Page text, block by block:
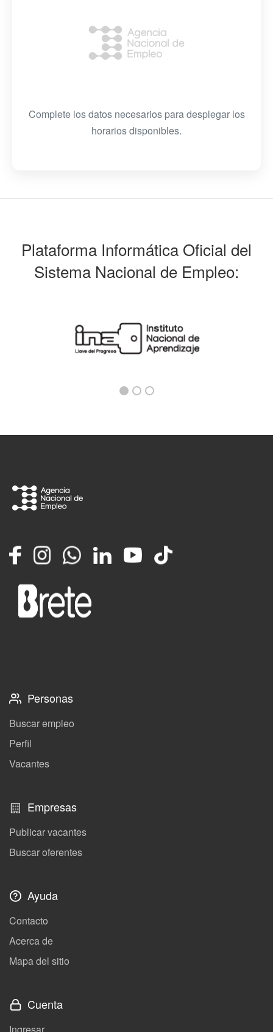
Complete los datos necesarios para desplegar los
horarios disponibles.
Plataforma Informática Oficial del
Sistema Nacional de Empleo:
FacebookInstagramWhatsappLinkedInYouTube
TikTok
Personas
Buscar empleo
Perfil
Vacantes
Empresas
Publicar vacantes
Buscar oferentes
Ayuda
Contacto
Acerca de
Mapa del sitio
Cuenta
Ingresar